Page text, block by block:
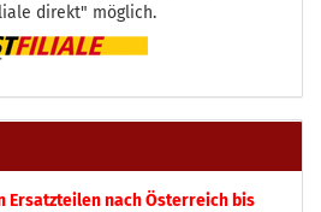
direkt" möglich.
Ersatzteilen nach Österreich bis